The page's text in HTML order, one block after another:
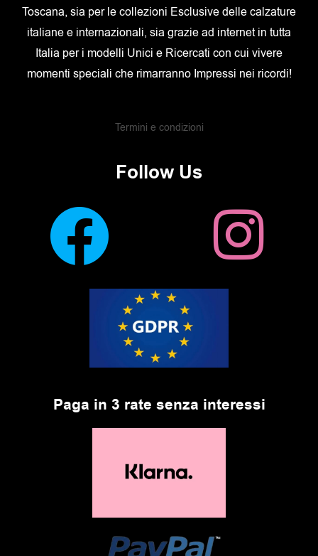
Toscana, sia per le collezioni Esclusive delle calzature
italiane e internazionali, sia grazie ad internet in tutta
Italia per i modelli Unici e Ricercati con cui vivere
momenti speciali che rimarranno Impressi nei ricordi!
Termini e condizioni
Follow Us
Paga in 3 rate senza interessi